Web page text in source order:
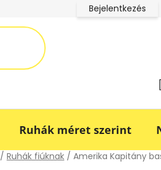
LucaBaba Klub adatkezelési
Bejelentkezés
Ruhák méret szerint
Kezdőlap
/ Ruhák fiúknak / Amerika Kapitány